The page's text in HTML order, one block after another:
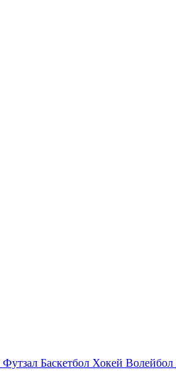
Футзал Баскетбол Хокей Волейбол